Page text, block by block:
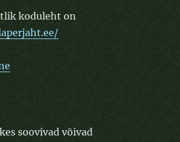
koduleht on
soovivad võivad